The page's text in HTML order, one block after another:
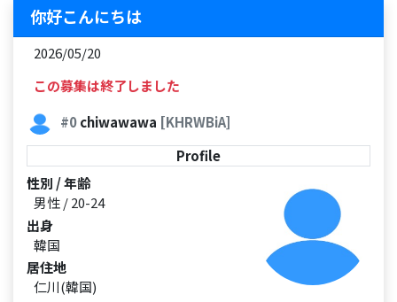
你好こんにちは
2026/05/20
この募集は終了しました
#0chiwawawa [KHRWBiA]
Profile
性別 / 年齢
男性 / 20-24
出身
韓国
居住地
仁川(韓国)